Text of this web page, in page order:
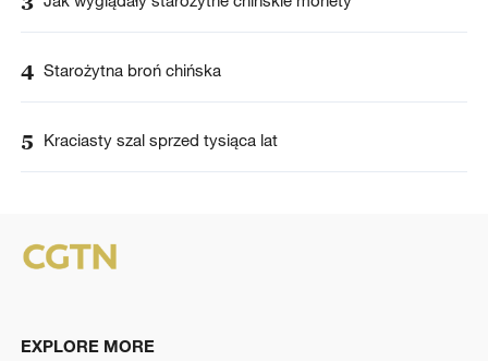
4 Starożytna broń chińska
5 Kraciasty szal sprzed tysiąca lat
EXPLORE MORE